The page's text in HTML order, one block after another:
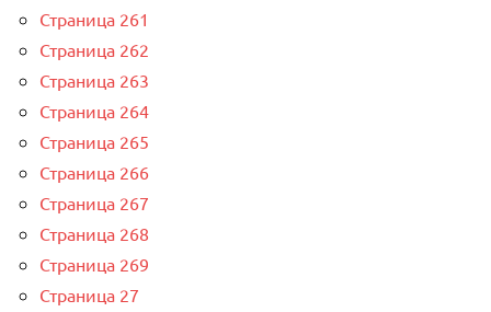
Страница 261
Страница 262
Страница 263
Страница 264
Страница 265
Страница 266
Страница 267
Страница 268
Страница 269
Страница 27